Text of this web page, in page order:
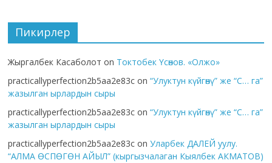
Пикирлер
Жыргалбек Касаболот on Токтобек Үсөнов. «Олжо»
practicallyperfection2b5aa2e83c on“Улуктун күйгөнү” же “С… га”
жазылган ырлардын сыры
practicallyperfection2b5aa2e83c on“Улуктун күйгөнү” же “С… га”
жазылган ырлардын сыры
practicallyperfection2b5aa2e83c onУларбек ДАЛЕЙ уулу.
“АЛМА ӨСПӨГӨН АЙЫЛ” (кыргызчалаган Кыялбек АКМАТОВ)